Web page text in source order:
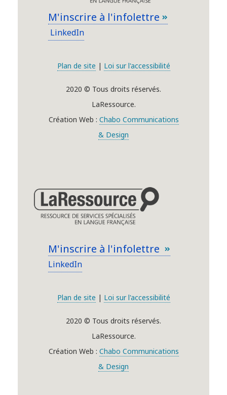
M'inscrire à l'infolettre
LinkedIn
Plan de site | Loi sur l'accessibilité
2020 © Tous droits réservés.
LaRessource.
Création Web : Chabo Communications
& Design
M'inscrire à l'infolettre
LinkedIn
Plan de site | Loi sur l'accessibilité
2020 © Tous droits réservés.
LaRessource.
Création Web : Chabo Communications
& Design